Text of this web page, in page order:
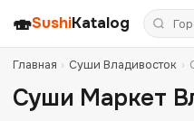
🍣SushiKatalog
Главная › Суши Владивосток ›
Суши Маркет